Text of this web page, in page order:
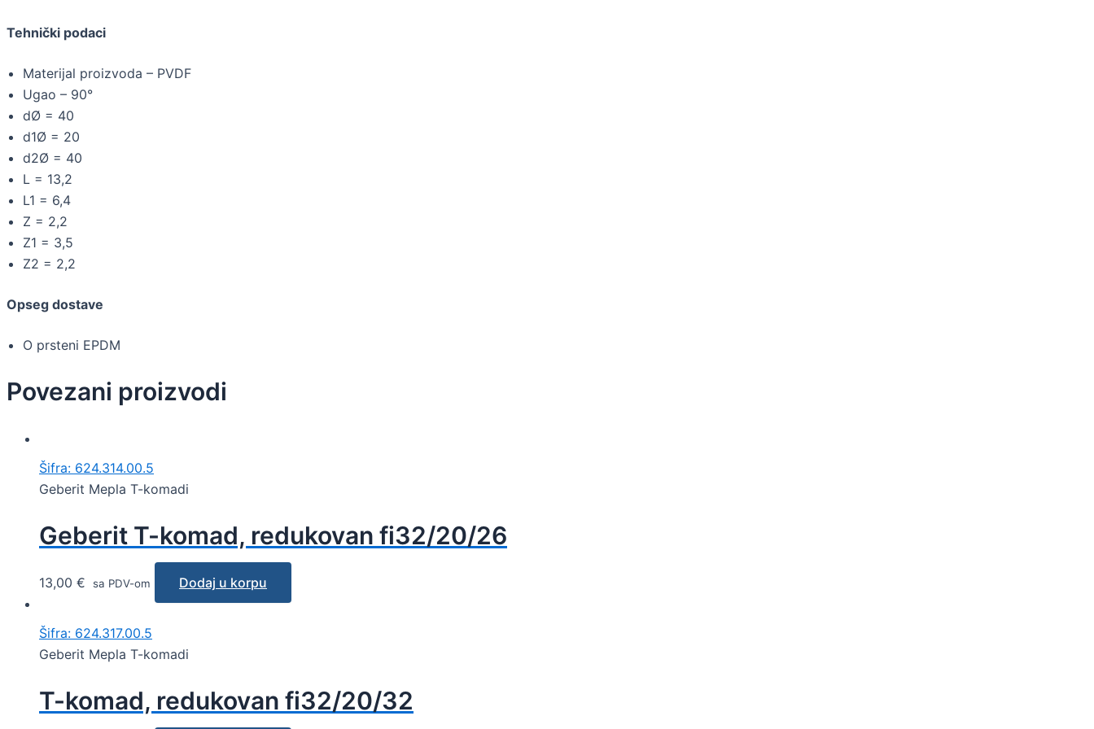
Tehnički podaci
Materijal proizvoda – PVDF
Ugao – 90°
dØ = 40
d1Ø = 20
d2Ø = 40
L = 13,2
L1 = 6,4
Z = 2,2
Z1 = 3,5
Z2 = 2,2
Opseg dostave
O prsteni EPDM
Povezani proizvodi
Šifra: 624.314.00.5
Geberit Mepla T-komadi
Geberit T-komad, redukovan fi32/20/26
13,00 € sa PDV-om Dodaj u korpu
Šifra: 624.317.00.5
Geberit Mepla T-komadi
T-komad, redukovan fi32/20/32